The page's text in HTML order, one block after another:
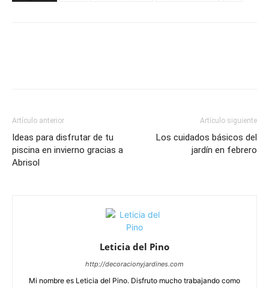
Artículo anterior
Ideas para disfrutar de tu
piscina en invierno gracias a
Abrisol
Artículo siguiente
Los cuidados básicos del
jardín en febrero
Leticia del Pino
http://decoracionyjardines.com
Mi nombre es Leticia del Pino. Disfruto mucho trabajando como